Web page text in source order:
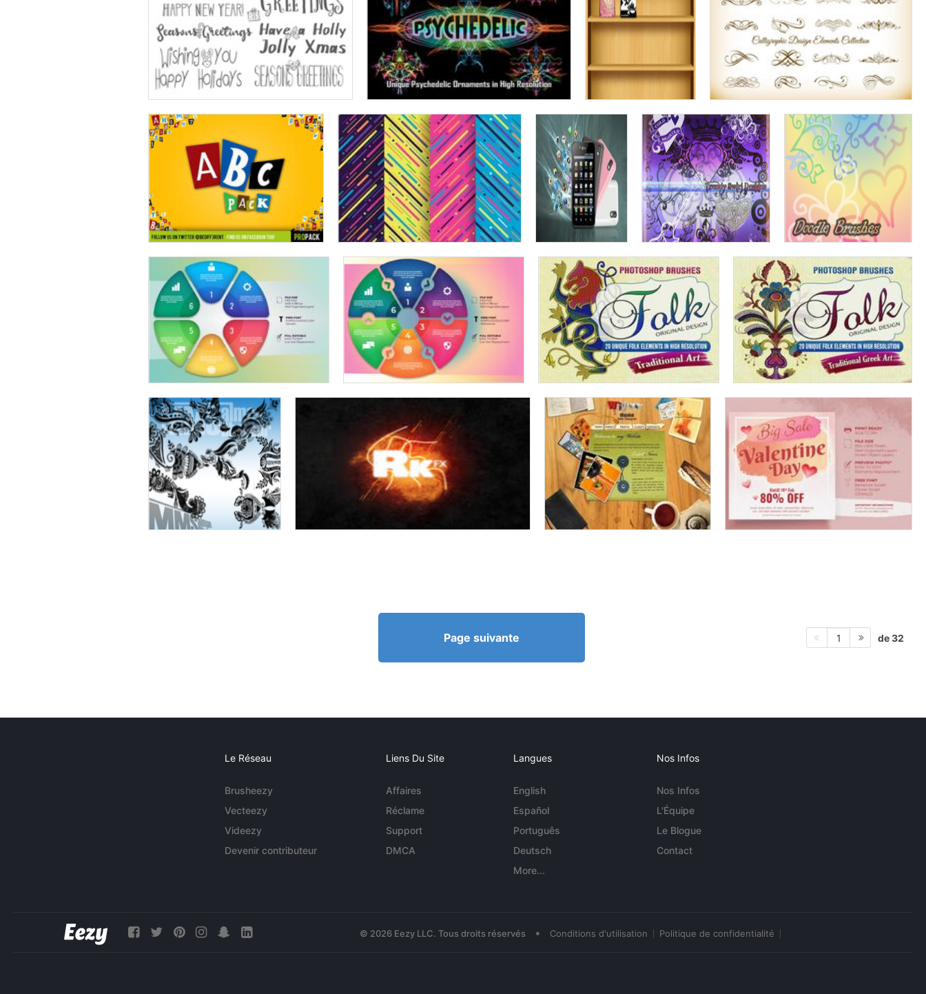
Page suivante 1 de 32
Le Réseau
Brusheezy
Vecteezy
Videezy
Devenir contributeur
Liens Du Site
Affaires
Réclame
Support
DMCA
Langues
English
Español
Português
Deutsch
More...
Nos Infos
Nos Infos
L'Équipe
Le Blogue
Contact
© 2026 Eezy LLC. Tous droits réservés • Conditions d'utilisation Politique de confidentialité